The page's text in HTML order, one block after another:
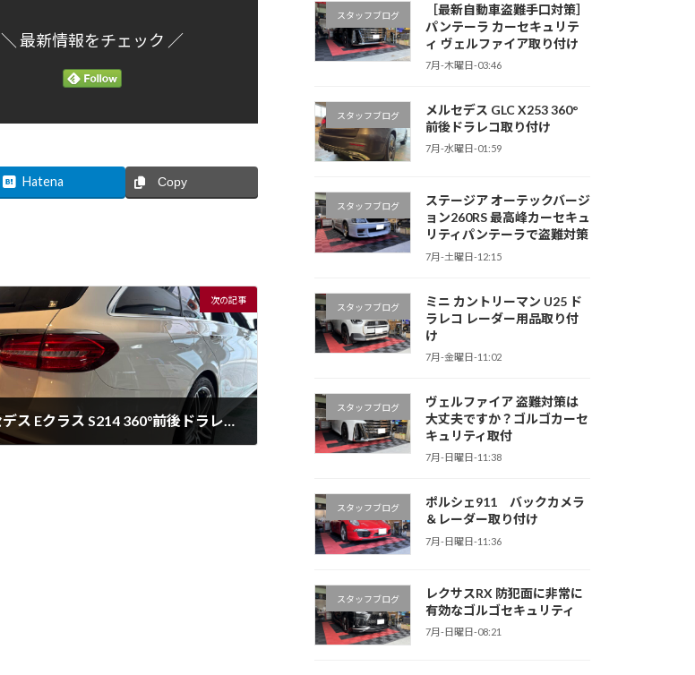
＼ 最新情報をチェック ／
Hatena Copy
次の記事
メルセデス Eクラス S214 360°前後ドラレコ取り付け
スタッフブログ
［最新自動車盗難手口対策］
パンテーラ カーセキュリテ
ィ ヴェルファイア取り付け
7月-木曜日-03:46
スタッフブログ
メルセデス GLC X253 360°
前後ドラレコ取り付け
7月-水曜日-01:59
スタッフブログ
ステージア オーテックバージ
ョン260RS 最高峰カーセキュ
リティパンテーラで盗難対策
7月-土曜日-12:15
スタッフブログ
ミニ カントリーマン U25 ド
ラレコ レーダー用品取り付
け
7月-金曜日-11:02
スタッフブログ
ヴェルファイア 盗難対策は
大丈夫ですか？ゴルゴカーセ
キュリティ取付
7月-日曜日-11:38
スタッフブログ
ポルシェ911 バックカメラ
＆レーダー取り付け
7月-日曜日-11:36
スタッフブログ
レクサスRX 防犯面に非常に
有効なゴルゴセキュリティ
7月-日曜日-08:21